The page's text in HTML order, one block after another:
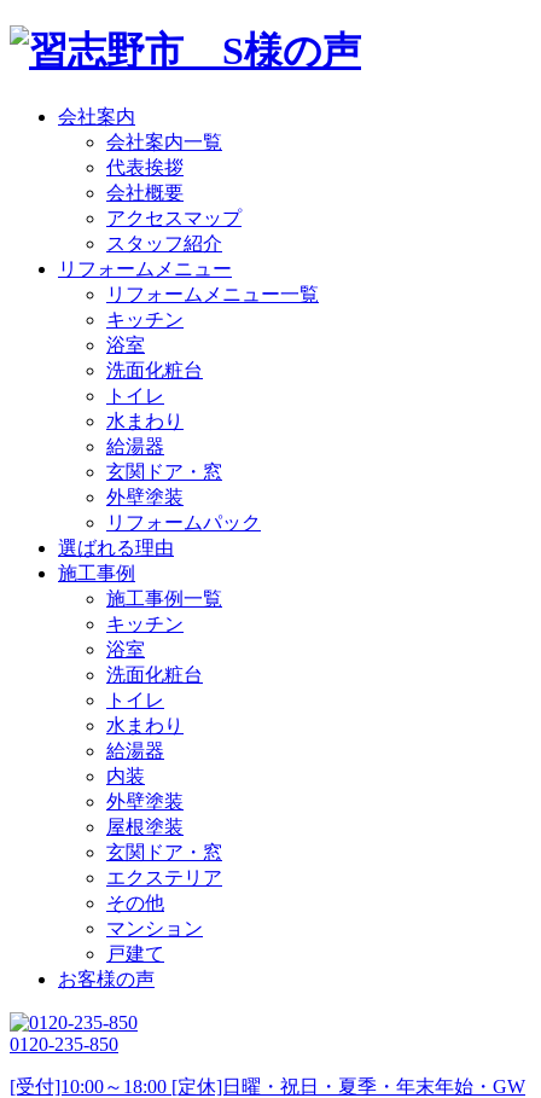
会社案内
会社案内一覧
代表挨拶
会社概要
アクセスマップ
スタッフ紹介
リフォームメニュー
リフォームメニュー一覧
キッチン
浴室
洗面化粧台
トイレ
水まわり
給湯器
玄関ドア・窓
外壁塗装
リフォームパック
選ばれる理由
施工事例
施工事例一覧
キッチン
浴室
洗面化粧台
トイレ
水まわり
給湯器
内装
外壁塗装
屋根塗装
玄関ドア・窓
エクステリア
その他
マンション
戸建て
お客様の声
0120-235-850
[受付]10:00～18:00 [定休]日曜・祝日・夏季・年末年始・GW